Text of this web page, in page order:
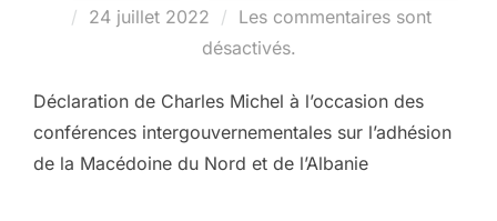
Publié
24 juillet 2022
Les commentaires sont
désactivés.
Déclaration de Charles Michel à l’occasion des
conférences intergouvernementales sur l’adhésion
de la Macédoine du Nord et de l’Albanie